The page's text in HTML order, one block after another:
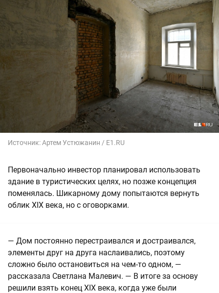
Источник:Артем Устюжанин / E1.RU
Первоначально инвестор планировал использовать
здание в туристических целях, но позже концепция
поменялась. Шикарному дому попытаются вернуть
облик XIX века, но с оговорками.
— Дом постоянно перестраивался и достраивался,
элементы друг на друга наслаивались, поэтому
сложно было остановиться на чем-то одном, —
рассказала Светлана Малевич. — В итоге за основу
решили взять конец XIX века, когда уже были